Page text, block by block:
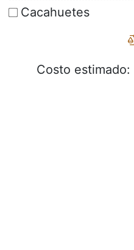
Cacahuetes
Costo estimado: